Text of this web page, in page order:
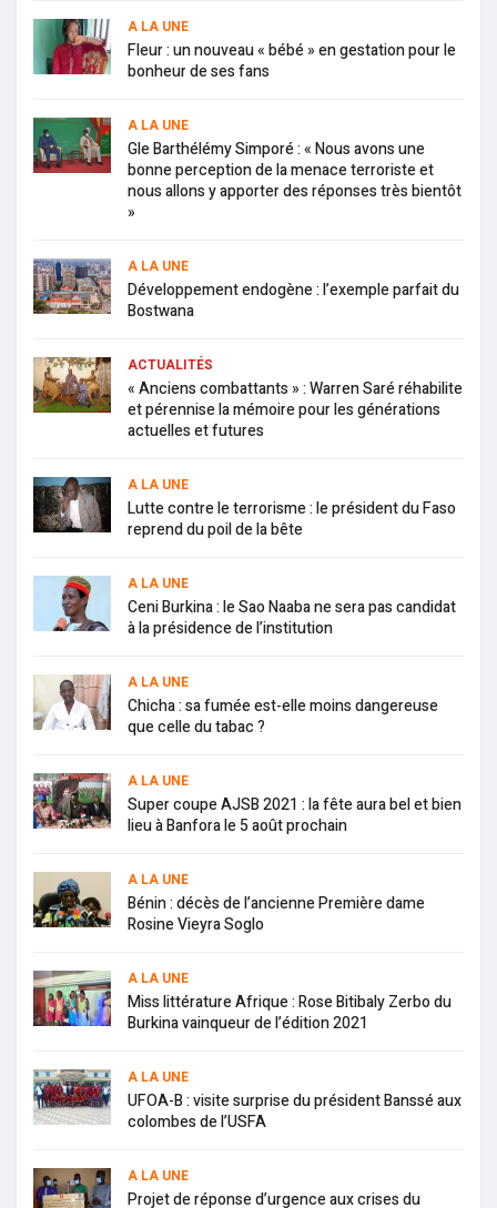
A LA UNE
Fleur : un nouveau « bébé » en gestation pour le
bonheur de ses fans
A LA UNE
Gle Barthélémy Simporé : « Nous avons une
bonne perception de la menace terroriste et
nous allons y apporter des réponses très bientôt
»
A LA UNE
Développement endogène : l’exemple parfait du
Bostwana
ACTUALITÉS
« Anciens combattants » : Warren Saré réhabilite
et pérennise la mémoire pour les générations
actuelles et futures
A LA UNE
Lutte contre le terrorisme : le président du Faso
reprend du poil de la bête
A LA UNE
Ceni Burkina : le Sao Naaba ne sera pas candidat
à la présidence de l’institution
A LA UNE
Chicha : sa fumée est-elle moins dangereuse
que celle du tabac ?
A LA UNE
Super coupe AJSB 2021 : la fête aura bel et bien
lieu à Banfora le 5 août prochain
A LA UNE
Bénin : décès de l’ancienne Première dame
Rosine Vieyra Soglo
A LA UNE
Miss littérature Afrique : Rose Bitibaly Zerbo du
Burkina vainqueur de l’édition 2021
A LA UNE
UFOA-B : visite surprise du président Banssé aux
colombes de l’USFA
A LA UNE
Projet de réponse d’urgence aux crises du